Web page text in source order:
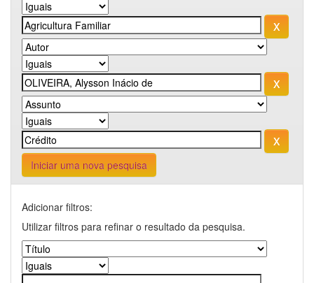
Iniciar uma nova pesquisa
Adicionar filtros:
Utilizar filtros para refinar o resultado da pesquisa.